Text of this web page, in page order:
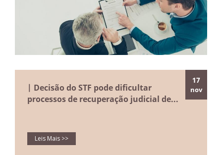
17
nov
| Decisão do STF pode dificultar
processos de recuperação judicial de...
Leis Mais >>